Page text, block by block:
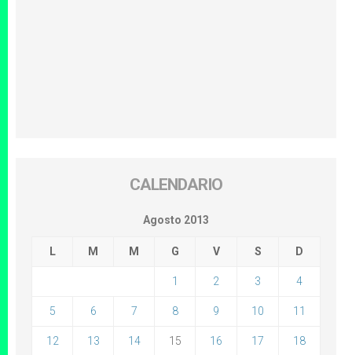
CALENDARIO
Agosto 2013
L M M G V S D
1 2 3 4
5 6 7 8 9 10 11
12 13 14 15 16 17 18